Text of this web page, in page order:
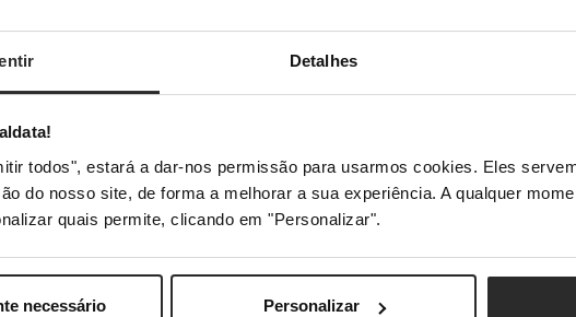
Detalhes
todos", estará a dar-nos permissão para usarmos cookies. Eles
do nosso site, de forma a melhorar a sua experiência. A qualquer
quais permite, clicando em "Personalizar".
necessário Personalizar